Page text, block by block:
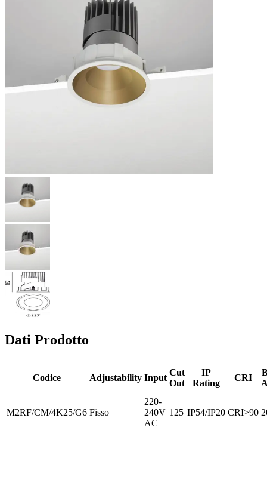
Dati Prodotto
Codice Adjustability Input
Cut
Out
IP
Rating
CRI
M2RF/CM/4K25/G6 Fisso
220-
240V
AC
125 IP54/IP20 CRI>90